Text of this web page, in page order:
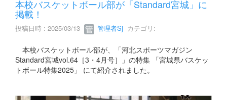
本校バスケットボール部が「Standard宮城」に
掲載！
投稿日時 : 2025/03/13 管理者Sj カテゴリ:
本校バスケットボール部が、「河北スポーツマガジン
Standard宮城vol.64［3・4月号］」の特集 「宮城県バスケッ
トボール特集2025」 にて紹介されました。